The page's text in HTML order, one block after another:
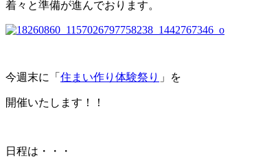
着々と準備が進んでおります。
今週末に「 住まい作り体験祭り 」を
開催いたします！！
日程は・・・